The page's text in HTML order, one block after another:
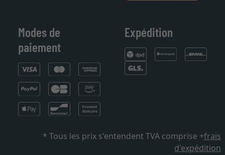
Modes de
paiement
Expédition
* Tous les prix s'entendent TVA comprise +frais
d'expédition